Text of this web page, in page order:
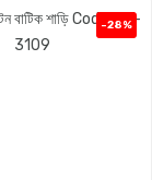
-28%